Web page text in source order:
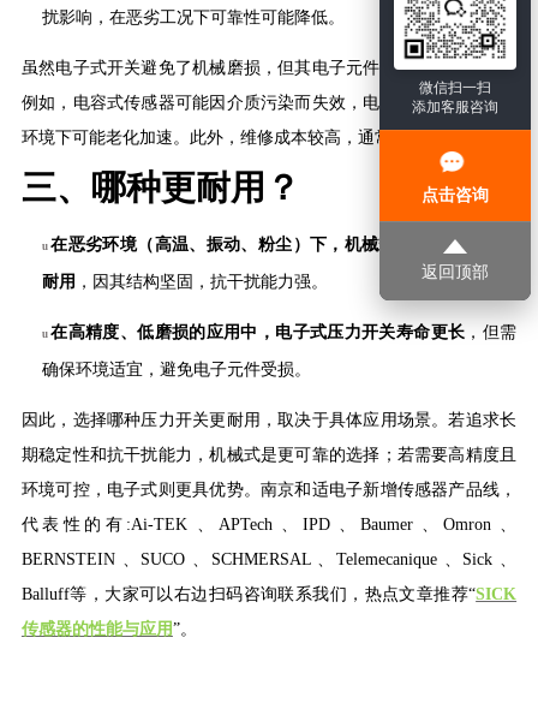
微信扫一扫
添加客服咨询
点击咨询
返回顶部
扰影响，在恶劣工况下可靠性可能降低。
虽然电子式开关避免了机械磨损，但其电子元件的稳定性是关键。
例如，电容式传感器可能因介质污染而失效，电路板在高温或潮湿
环境下可能老化加速。此外，维修成本较高，通常需要整体更换。
三、 哪种更耐用？
u在恶劣环境（高温、振动、粉尘）下，机械式压力开关通常更
耐用 ，因其结构坚固，抗干扰能力强。
u在高精度、低磨损的应用中，电子式压力开关寿命更长 ，但需
确保环境适宜，避免电子元件受损。
因此，选择哪种压力开关更耐用，取决于具体应用场景。若追求长
期稳定性和抗干扰能力，机械式是更可靠的选择；若需要高精度且
环境可控，电子式则更具优势。 南京和适电子新增传感器产品线，
代表性的有 :Ai-TEK 、APTech 、IPD 、Baumer 、Omron 、
BERNSTEIN 、SUCO 、SCHMERSAL 、Telemecanique 、Sick 、
Balluff等 ， 大家可以右边扫码咨询联系我们，热点文章推荐“SICK
传感器的性能与应用”。